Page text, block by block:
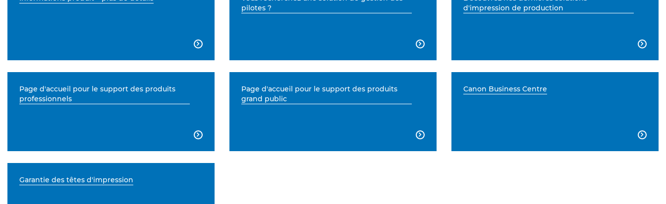

pilotes ?

d'impression de production

Page d'accueil pour le support des produits
professionnels

Page d'accueil pour le support des produits
grand public

Canon Business Centre

Garantie des têtes d'impression